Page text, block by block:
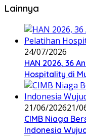
Lainnya
24/07/2026
HAN 2026, 36
Hospitality di
21/06/202621/
CIMB Niaga
Indonesia